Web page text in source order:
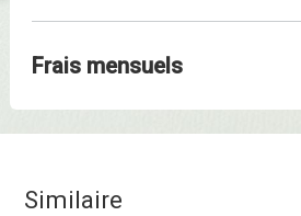
Frais mensuels
Similaire